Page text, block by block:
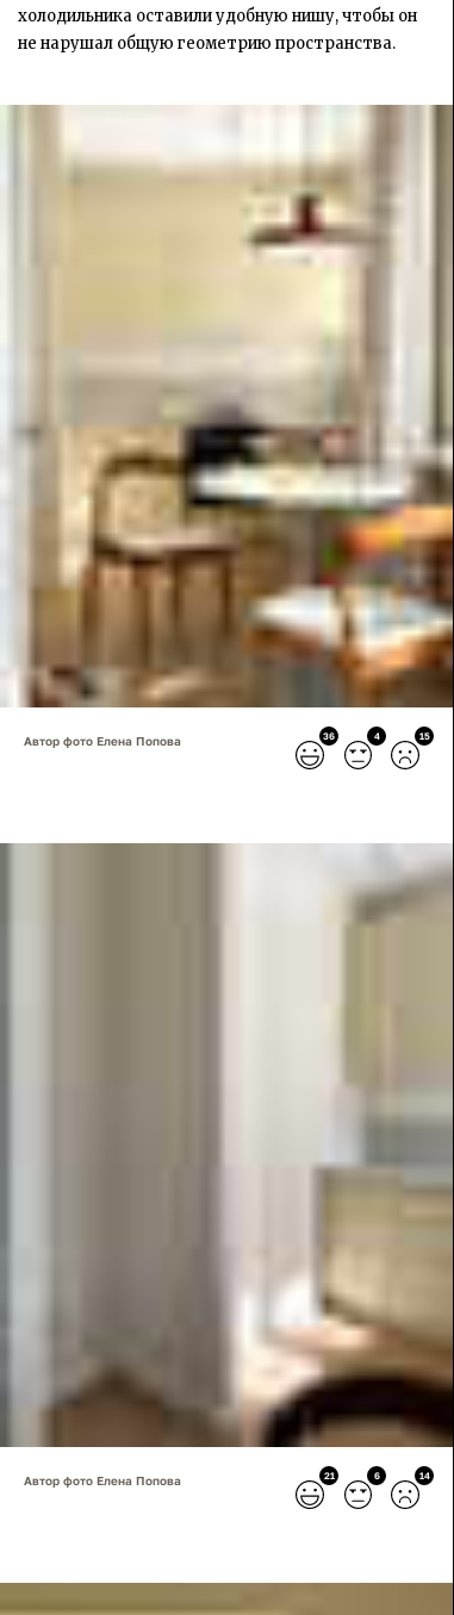
холодильника оставили удобную нишу, чтобы он
не нарушал общую геометрию пространства.
36 4 15
Автор фото Елена Попова
21 6 14
Автор фото Елена Попова